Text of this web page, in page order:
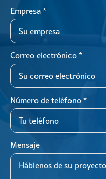
Empresa*
Correo electrónico*
Número de teléfono*
Mensaje